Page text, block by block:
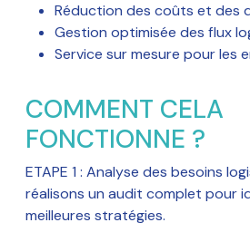
Réduction des coûts et des
Gestion optimisée des flux
Service sur mesure pour les
COMMENT CELA
FONCTIONNE ?
ETAPE 1 : Analyse des besoins
réalisons un audit complet pour
meilleures stratégies.